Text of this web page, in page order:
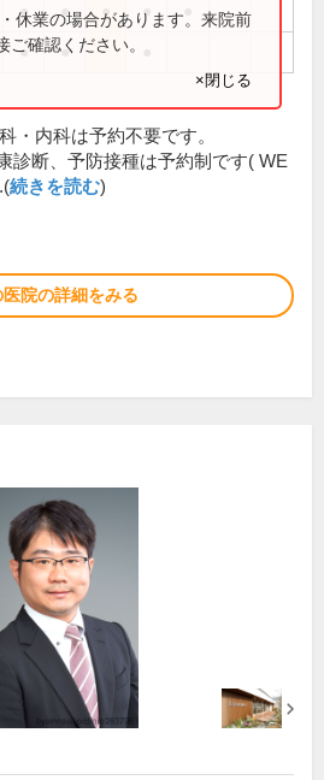
● ● ● ●
● ●
休業の場合があります。来院前
ご確認ください。
×閉じる
・内科は予約不要です。
診断、予防接種は予約制です( WE
続きを読む)
医院の詳細をみる